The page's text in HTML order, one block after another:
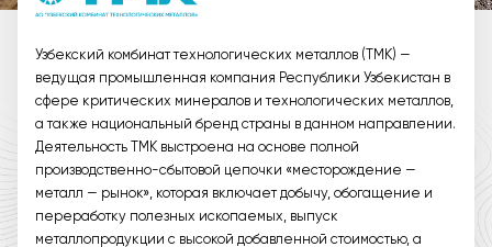
Узбекский комбинат технологических металлов (ТМК) —
ведущая промышленная компания Республики Узбекистан в
сфере критических минералов и технологических металлов,
а также национальный бренд страны в данном направлении.
Деятельность ТМК выстроена на основе полной
производственно-сбытовой цепочки «месторождение —
металл — рынок», которая включает добычу, обогащение и
переработку полезных ископаемых, выпуск
металлопродукции с высокой добавленной стоимостью, а